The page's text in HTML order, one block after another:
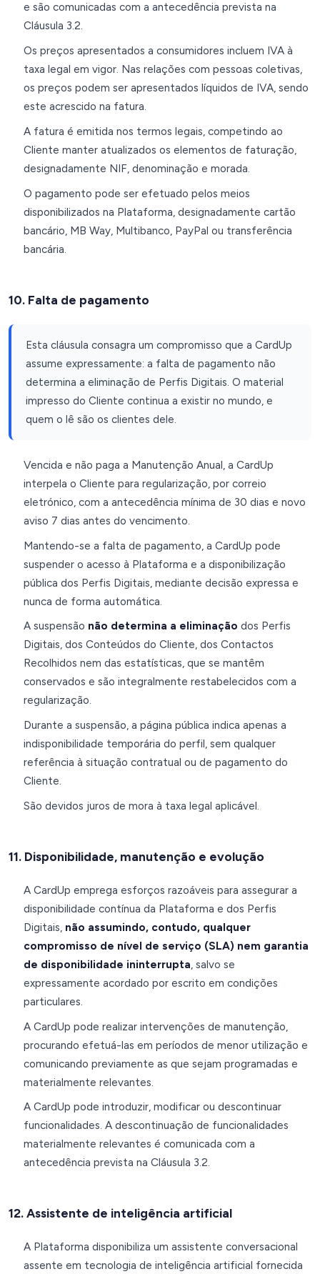
e são comunicadas com a antecedência prevista na
Cláusula 3.2.
Os preços apresentados a consumidores incluem IVA à
taxa legal em vigor. Nas relações com pessoas coletivas,
os preços podem ser apresentados líquidos de IVA, sendo
este acrescido na fatura.
A fatura é emitida nos termos legais, competindo ao
Cliente manter atualizados os elementos de faturação,
designadamente NIF, denominação e morada.
O pagamento pode ser efetuado pelos meios
disponibilizados na Plataforma, designadamente cartão
bancário, MB Way, Multibanco, PayPal ou transferência
bancária.
10. Falta de pagamento
Esta cláusula consagra um compromisso que a CardUp
assume expressamente: a falta de pagamento não
determina a eliminação de Perfis Digitais. O material
impresso do Cliente continua a existir no mundo, e
quem o lê são os clientes dele.
Vencida e não paga a Manutenção Anual, a CardUp
interpela o Cliente para regularização, por correio
eletrónico, com a antecedência mínima de 30 dias e novo
aviso 7 dias antes do vencimento.
Mantendo-se a falta de pagamento, a CardUp pode
suspender o acesso à Plataforma e a disponibilização
pública dos Perfis Digitais, mediante decisão expressa e
nunca de forma automática.
A suspensão não determina a eliminação dos Perfis
Digitais, dos Conteúdos do Cliente, dos Contactos
Recolhidos nem das estatísticas, que se mantêm
conservados e são integralmente restabelecidos com a
regularização.
Durante a suspensão, a página pública indica apenas a
indisponibilidade temporária do perfil, sem qualquer
referência à situação contratual ou de pagamento do
Cliente.
São devidos juros de mora à taxa legal aplicável.
11. Disponibilidade, manutenção e evolução
A CardUp emprega esforços razoáveis para assegurar a
disponibilidade contínua da Plataforma e dos Perfis
Digitais, não assumindo, contudo, qualquer
compromisso de nível de serviço (SLA) nem garantia
de disponibilidade ininterrupta, salvo se
expressamente acordado por escrito em condições
particulares.
A CardUp pode realizar intervenções de manutenção,
procurando efetuá-las em períodos de menor utilização e
comunicando previamente as que sejam programadas e
materialmente relevantes.
A CardUp pode introduzir, modificar ou descontinuar
funcionalidades. A descontinuação de funcionalidades
materialmente relevantes é comunicada com a
antecedência prevista na Cláusula 3.2.
12. Assistente de inteligência artificial
A Plataforma disponibiliza um assistente conversacional
assente em tecnologia de inteligência artificial fornecida